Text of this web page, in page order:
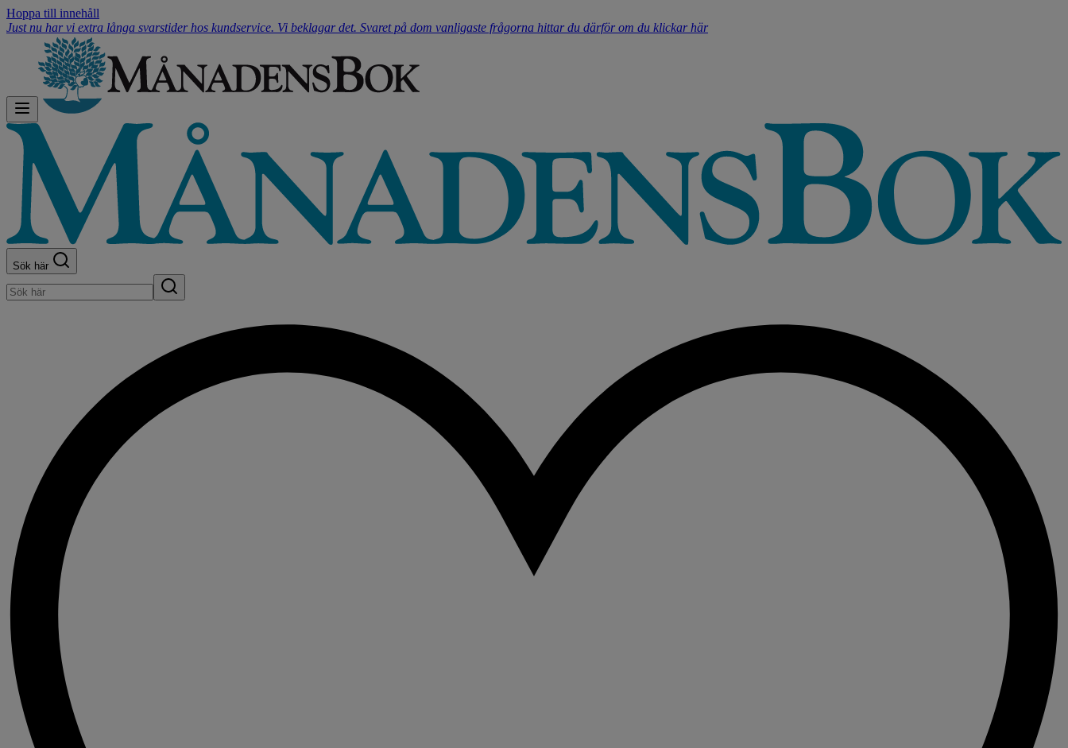
Hoppa till innehåll
Just nu har vi extra långa svarstider hos kundservice. Vi beklagar det. Svaret på dom vanligaste frågorna hittar du därför om du klickar här
Sök här